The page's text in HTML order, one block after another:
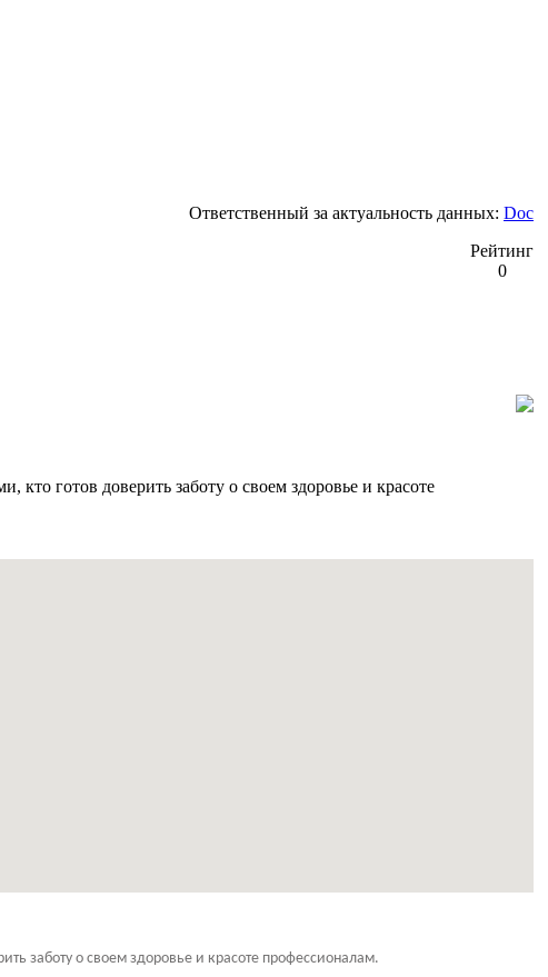
Ответственный за актуальность данных: Doc
Рейтинг
0
готов доверить заботу о своем здоровье и красоте
заботу о своем здоровье и красоте профессионалам.